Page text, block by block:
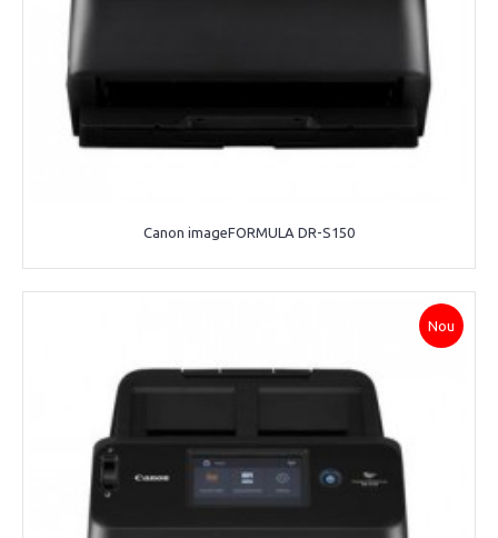
Canon imageFORMULA DR-S150
Nou